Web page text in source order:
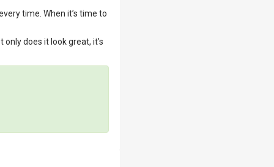
time. When it’s time to
does it look great, it’s